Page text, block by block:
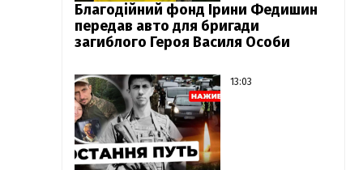
Благодійний фонд Ірини Федишин
передав авто для бригади
загиблого Героя Василя Особи
13:03